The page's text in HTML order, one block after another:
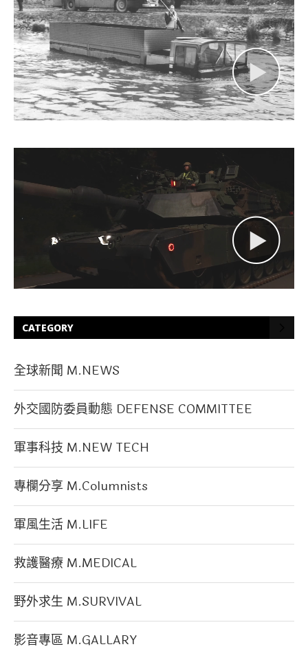
CATEGORY
全球新聞 M.NEWS
外交國防委員動態 DEFENSE COMMITTEE
軍事科技 M.NEW TECH
專欄分享 M.Columnists
軍風生活 M.LIFE
救護醫療 M.MEDICAL
野外求生 M.SURVIVAL
影音專區 M.GALLARY